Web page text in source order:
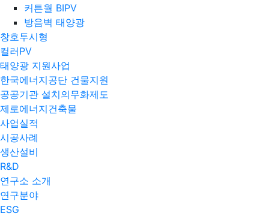
커튼월 BIPV
방음벽 태양광
창호투시형
컬러PV
태양광 지원사업
한국에너지공단 건물지원
공공기관 설치의무화제도
제로에너지건축물
사업실적
시공사례
생산설비
R&D
연구소 소개
연구분야
ESG